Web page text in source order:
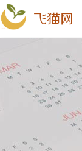
飞猫网